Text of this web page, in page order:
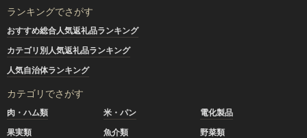
ランキングでさがす
おすすめ総合人気返礼品ランキング
カテゴリ別人気返礼品ランキング
人気自治体ランキング
カテゴリでさがす
肉・ハム類 米・パン
電化製品
果実類
魚介類
野菜類